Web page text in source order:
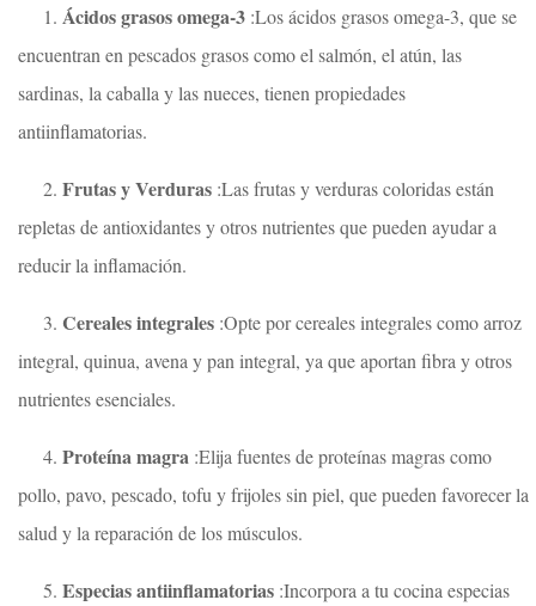
1. Ácidos grasos omega-3 :Los ácidos grasos omega-3, que se
encuentran en pescados grasos como el salmón, el atún, las
sardinas, la caballa y las nueces, tienen propiedades
antiinflamatorias.
2. Frutas y Verduras :Las frutas y verduras coloridas están
repletas de antioxidantes y otros nutrientes que pueden ayudar a
reducir la inflamación.
3. Cereales integrales :Opte por cereales integrales como arroz
integral, quinua, avena y pan integral, ya que aportan fibra y otros
nutrientes esenciales.
4. Proteína magra :Elija fuentes de proteínas magras como
pollo, pavo, pescado, tofu y frijoles sin piel, que pueden favorecer la
salud y la reparación de los músculos.
5. Especias antiinflamatorias :Incorpora a tu cocina especias